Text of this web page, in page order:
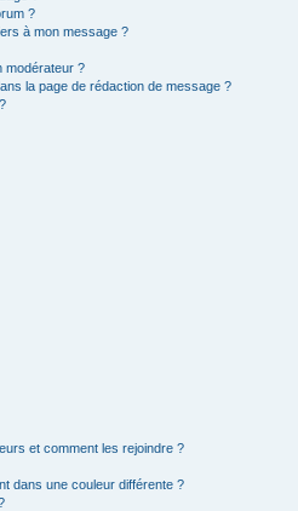
?
à mon message ?
modérateur ?
la page de rédaction de message ?
et comment les rejoindre ?
dans une couleur différente ?